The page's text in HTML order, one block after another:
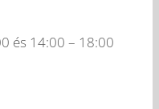
és 14:00 – 18:00